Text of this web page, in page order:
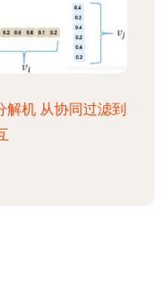
解机 从协同过滤到